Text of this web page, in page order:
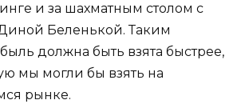
и за шахматным столом с
Беленькой. Таким
должна быть взята быстрее,
мы могли бы взять на
рынке.